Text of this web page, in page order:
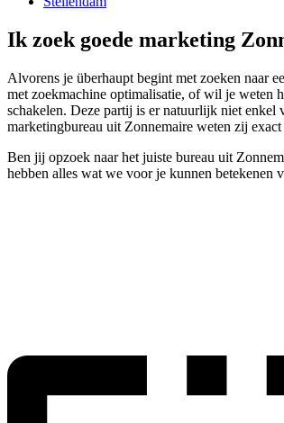
Ik zoek goede marketing
Alvorens je überhaupt begint met zoeken naar
met zoekmachine optimalisatie, of wil je weten
schakelen. Deze partij is er natuurlijk niet enkel
marketingbureau uit Zonnemaire weten zij
Ben jij opzoek naar het juiste bureau uit
hebben alles wat we voor je kunnen betekenen